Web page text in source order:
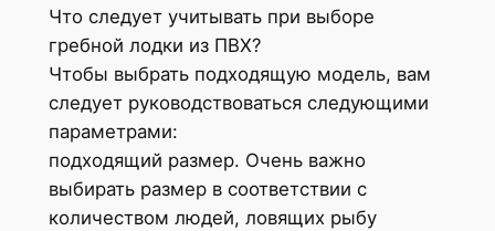
Что следует учитывать при выборе
гребной лодки из ПВХ?
Чтобы выбрать подходящую модель, вам
следует руководствоваться следующими
параметрами:
подходящий размер. Очень важно
выбирать размер в соответствии с
количеством людей, ловящих рыбу